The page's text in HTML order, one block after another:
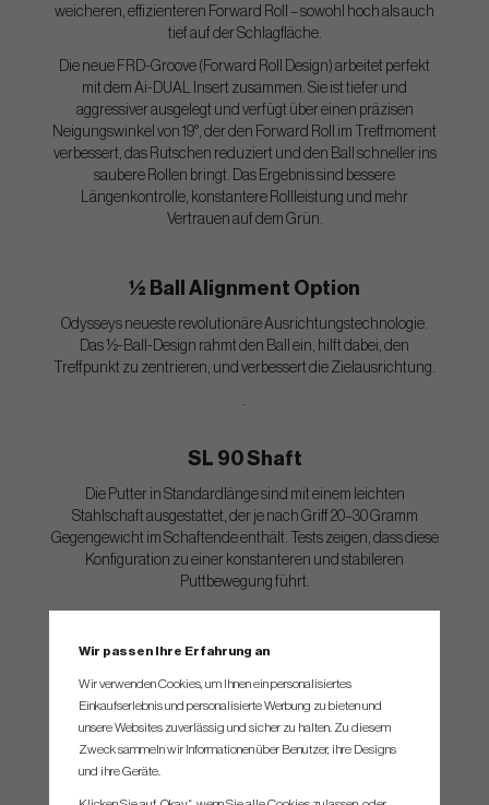
weicheren, effizienteren Forward Roll – sowohl hoch als auch
tief auf der Schlagfläche.
Die neue FRD-Groove (Forward Roll Design) arbeitet perfekt
mit dem Ai-DUAL Insert zusammen. Sie ist tiefer und
aggressiver ausgelegt und verfügt über einen präzisen
Neigungswinkel von 19°, der den Forward Roll im Treffmoment
verbessert, das Rutschen reduziert und den Ball schneller ins
saubere Rollen bringt. Das Ergebnis sind bessere
Längenkontrolle, konstantere Rollleistung und mehr
Vertrauen auf dem Grün.
½ Ball Alignment Option
Odysseys neueste revolutionäre Ausrichtungstechnologie.
Das ½-Ball-Design rahmt den Ball ein, hilft dabei, den
Treffpunkt zu zentrieren, und verbessert die Zielausrichtung.
SL 90 Shaft
Die Putter in Standardlänge sind mit einem leichten
Stahlschaft ausgestattet, der je nach Griff 20–30 Gramm
Gegengewicht im Schaftende enthält. Tests zeigen, dass diese
Konfiguration zu einer konstanteren und stabileren
Puttbewegung führt.
Die Cruiser-Modelle verfügen über einen schwereren Kopf,
einen längeren und schwereren SL140 Schaft sowie einen
längeren 17”-Griff – ideal für Golfer, die diese Setup-Variante
bevorzugen.
Wir passen Ihre Erfahrung an
Wir verwenden Cookies, um Ihnen ein personalisiertes
Einkaufserlebnis und personalisierte Werbung zu bieten und
unsere Websites zuverlässig und sicher zu halten. Zu diesem
Zweck sammeln wir Informationen über Benutzer, ihre Designs
und ihre Geräte.